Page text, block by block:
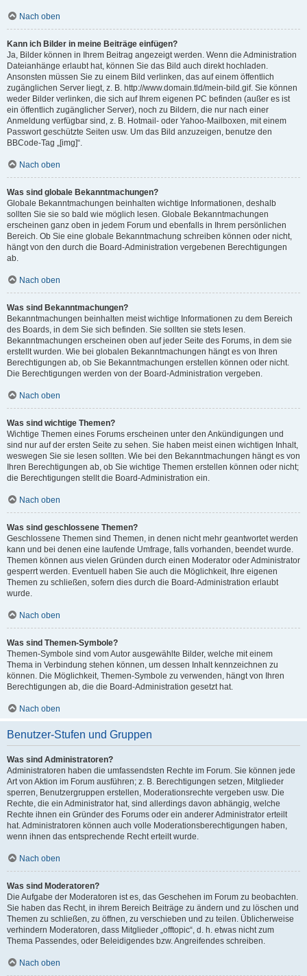
Nach oben
Kann ich Bilder in meine Beiträge einfügen?
Ja, Bilder können in Ihrem Beitrag angezeigt werden. Wenn die Administration
Dateianhänge erlaubt hat, können Sie das Bild auch direkt hochladen.
Ansonsten müssen Sie zu einem Bild verlinken, das auf einem öffentlich
zugänglichen Server liegt, z. B. http://www.domain.tld/mein-bild.gif. Sie können
weder Bilder verlinken, die sich auf Ihrem eigenen PC befinden (außer es ist
ein öffentlich zugänglicher Server), noch zu Bildern, die nur nach einer
Anmeldung verfügbar sind, z. B. Hotmail- oder Yahoo-Mailboxen, mit einem
Passwort geschützte Seiten usw. Um das Bild anzuzeigen, benutze den
BBCode-Tag „[img]“.
Nach oben
Was sind globale Bekanntmachungen?
Globale Bekanntmachungen beinhalten wichtige Informationen, deshalb
sollten Sie sie so bald wie möglich lesen. Globale Bekanntmachungen
erscheinen ganz oben in jedem Forum und ebenfalls in Ihrem persönlichen
Bereich. Ob Sie eine globale Bekanntmachung schreiben können oder nicht,
hängt von den durch die Board-Administration vergebenen Berechtigungen
ab.
Nach oben
Was sind Bekanntmachungen?
Bekanntmachungen beinhalten meist wichtige Informationen zu dem Bereich
des Boards, in dem Sie sich befinden. Sie sollten sie stets lesen.
Bekanntmachungen erscheinen oben auf jeder Seite des Forums, in dem sie
erstellt wurden. Wie bei globalen Bekanntmachungen hängt es von Ihren
Berechtigungen ab, ob Sie Bekanntmachungen erstellen können oder nicht.
Die Berechtigungen werden von der Board-Administration vergeben.
Nach oben
Was sind wichtige Themen?
Wichtige Themen eines Forums erscheinen unter den Ankündigungen und
sind nur auf der ersten Seite zu sehen. Sie haben meist einen wichtigen Inhalt,
weswegen Sie sie lesen sollten. Wie bei den Bekanntmachungen hängt es von
Ihren Berechtigungen ab, ob Sie wichtige Themen erstellen können oder nicht;
die Berechtigungen stellt die Board-Administration ein.
Nach oben
Was sind geschlossene Themen?
Geschlossene Themen sind Themen, in denen nicht mehr geantwortet werden
kann und bei denen eine laufende Umfrage, falls vorhanden, beendet wurde.
Themen können aus vielen Gründen durch einen Moderator oder Administrator
gesperrt werden. Eventuell haben Sie auch die Möglichkeit, Ihre eigenen
Themen zu schließen, sofern dies durch die Board-Administration erlaubt
wurde.
Nach oben
Was sind Themen-Symbole?
Themen-Symbole sind vom Autor ausgewählte Bilder, welche mit einem
Thema in Verbindung stehen können, um dessen Inhalt kennzeichnen zu
können. Die Möglichkeit, Themen-Symbole zu verwenden, hängt von Ihren
Berechtigungen ab, die die Board-Administration gesetzt hat.
Nach oben
Benutzer-Stufen und Gruppen
Was sind Administratoren?
Administratoren haben die umfassendsten Rechte im Forum. Sie können jede
Art von Aktion im Forum ausführen; z. B. Berechtigungen setzen, Mitglieder
sperren, Benutzergruppen erstellen, Moderationsrechte vergeben usw. Die
Rechte, die ein Administrator hat, sind allerdings davon abhängig, welche
Rechte ihnen ein Gründer des Forums oder ein anderer Administrator erteilt
hat. Administratoren können auch volle Moderationsberechtigungen haben,
wenn ihnen das entsprechende Recht erteilt wurde.
Nach oben
Was sind Moderatoren?
Die Aufgabe der Moderatoren ist es, das Geschehen im Forum zu beobachten.
Sie haben das Recht, in ihrem Bereich Beiträge zu ändern und zu löschen und
Themen zu schließen, zu öffnen, zu verschieben und zu teilen. Üblicherweise
verhindern Moderatoren, dass Mitglieder „offtopic“, d. h. etwas nicht zum
Thema Passendes, oder Beleidigendes bzw. Angreifendes schreiben.
Nach oben